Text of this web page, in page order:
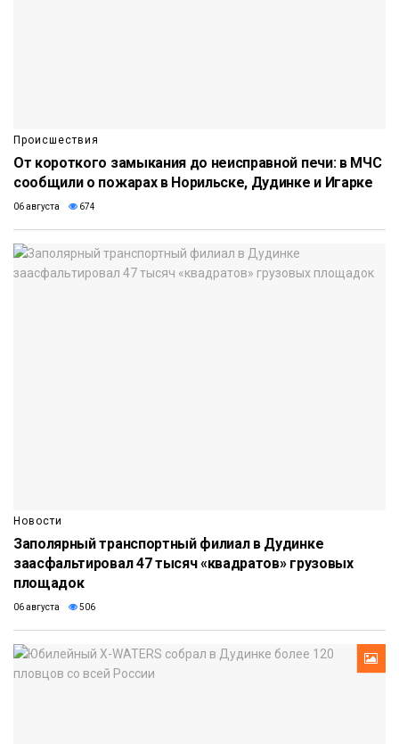
Происшествия
От короткого замыкания до неисправной печи: в МЧС
сообщили о пожарах в Норильске, Дудинке и Игарке
06 августа 674
Новости
Заполярный транспортный филиал в Дудинке
заасфальтировал 47 тысяч «квадратов» грузовых
площадок
06 августа 506